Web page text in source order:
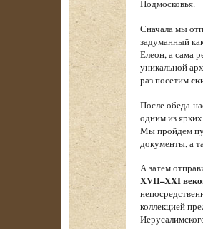
Подмосковья.
Сначала мы
задуманный
Елеон, а сама
уникальной
раз посетим
После обеда
одним из
Мы пройдем
документы, а
А затем
XVII–XXI
коллекцией